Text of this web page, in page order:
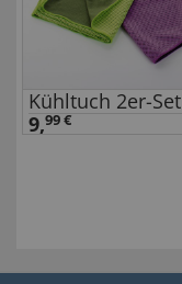
Kühltuch 2er-Set
9,99 €